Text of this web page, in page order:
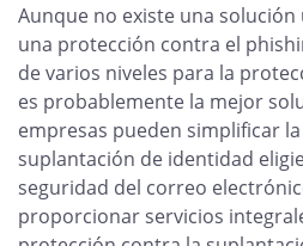
Aunque no existe una
una protección contra el
de varios niveles para la
es probablemente la mejor
empresas pueden simplificar
suplantación de identidad
seguridad del correo
proporcionar servicios